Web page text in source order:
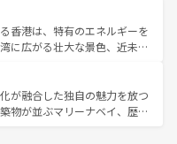
ベトナムコーヒーなどは、ぜ
域を訪れてもあたたかい人々
、きっと忘れられない旅にな
ではチェンマイなどの山岳地
はプーケットやクラビの美し
しむことができる。タイ料理
、どの季節にも異なる楽しみ
タイの人々、仏教を中心とし
源が、訪れる旅人を魅了し続
香港は、特有のエネルギーを
に広がる壮大な景色、近未来
はず。観光スポットが密集し
回れるのも魅力。息をのむよ
で、香港を存分に楽しみ尽く
が融合した独自の魅力を放つ
物が並ぶマリーナベイ、歴史